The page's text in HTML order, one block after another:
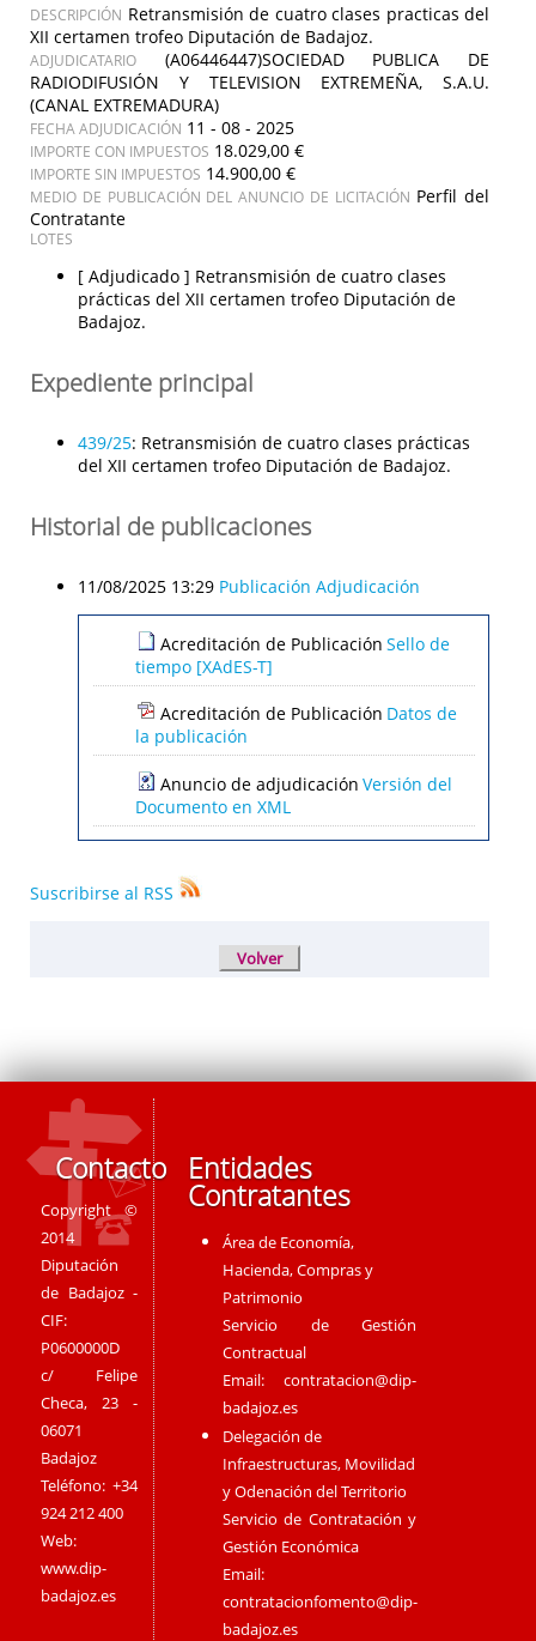
DESCRIPCIÓN Retransmisión de cuatro clases practicas del
XII certamen trofeo Diputación de Badajoz.
ADJUDICATARIO
(A06446447)SOCIEDAD PUBLICA DE
RADIODIFUSIÓN Y TELEVISION EXTREMEÑA, S.A.U.
(CANAL EXTREMADURA)
FECHA ADJUDICACIÓN 11 - 08 - 2025
IMPORTE CON IMPUESTOS 18.029,00 €
IMPORTE SIN IMPUESTOS 14.900,00 €
MEDIO DE PUBLICACIÓN DEL ANUNCIO DE LICITACIÓN Perfil del
Contratante
LOTES
[ Adjudicado ] Retransmisión de cuatro clases
prácticas del XII certamen trofeo Diputación de
Badajoz.
Expediente principal
439/25: Retransmisión de cuatro clases prácticas
del XII certamen trofeo Diputación de Badajoz.
Historial de publicaciones
11/08/2025 13:29 Publicación Adjudicación
Acreditación de Publicación Sello de
tiempo [XAdES-T]
Acreditación de Publicación Datos de
la publicación
Anuncio de adjudicación Versión del
Documento en XML
Suscribirse al RSS
Contacto
Copyright ©
2014
Diputación
de Badajoz -
CIF:
P0600000D
c/ Felipe
Checa, 23 -
06071
Badajoz
Teléfono: +34
924 212 400
Web:
www.dip-
badajoz.es
Entidades
Contratantes
Área de Economía,
Hacienda, Compras y
Patrimonio
Servicio de Gestión
Contractual
Email:contratacion@dip-
badajoz.es
Delegación de
Infraestructuras, Movilidad
y Odenación del Territorio
Servicio de Contratación y
Gestión Económica
Email:
contratacionfomento@dip-
badajoz.es